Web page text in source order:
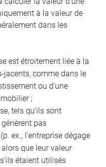
à la valeur de
dans les
est étroitement liée à la
jacents, comme dans le
ou d’une
;
tels qu’ils sont
pas
ex., l’entreprise dégage
que leur valeur
étaient utilisés